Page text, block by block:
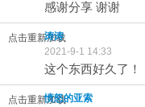
感谢分享 谢谢
点击重新加载
涛涛
2021-9-1 14:33
这个东西好久了！
点击重新加载愤怒的亚索